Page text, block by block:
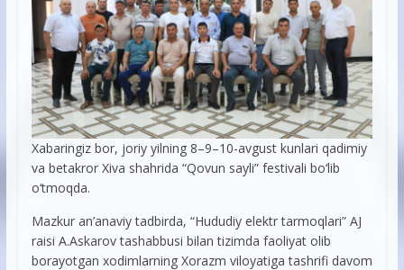
Xabaringiz bor, joriy yilning 8–9–10-avgust kunlari qadimiy
va betakror Xiva shahrida “Qovun sayli” festivali bo‘lib
o‘tmoqda.
Mazkur an’anaviy tadbirda, “Hududiy elektr tarmoqlari” AJ
raisi A.Askarov tashabbusi bilan tizimda faoliyat olib
borayotgan xodimlarning Xorazm viloyatiga tashrifi davom